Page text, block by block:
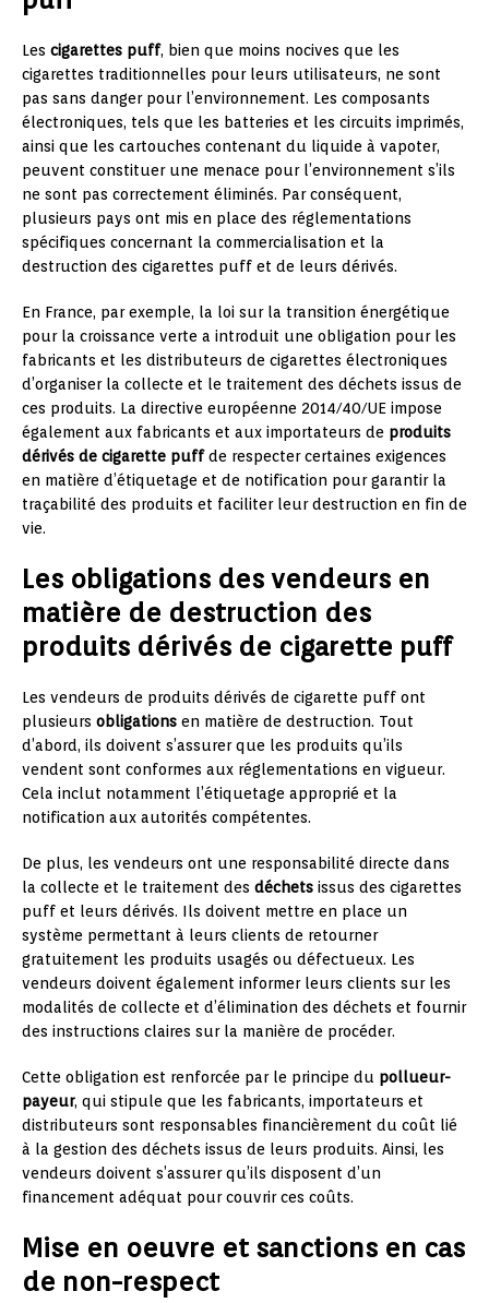
Les cigarettes puff, bien que moins nocives que les
cigarettes traditionnelles pour leurs utilisateurs, ne sont
pas sans danger pour l’environnement. Les composants
électroniques, tels que les batteries et les circuits imprimés,
ainsi que les cartouches contenant du liquide à vapoter,
peuvent constituer une menace pour l’environnement s’ils
ne sont pas correctement éliminés. Par conséquent,
plusieurs pays ont mis en place des réglementations
spécifiques concernant la commercialisation et la
destruction des cigarettes puff et de leurs dérivés.
En France, par exemple, la loi sur la transition énergétique
pour la croissance verte a introduit une obligation pour les
fabricants et les distributeurs de cigarettes électroniques
d’organiser la collecte et le traitement des déchets issus de
ces produits. La directive européenne 2014/40/UE impose
également aux fabricants et aux importateurs de produits
dérivés de cigarette puffde respecter certaines exigences
en matière d’étiquetage et de notification pour garantir la
traçabilité des produits et faciliter leur destruction en fin de
vie.
Les obligations des vendeurs en
matière de destruction des
produits dérivés de cigarette puff
Les vendeurs de produits dérivés de cigarette puff ont
plusieurs obligations en matière de destruction. Tout
d’abord, ils doivent s’assurer que les produits qu’ils
vendent sont conformes aux réglementations en vigueur.
Cela inclut notamment l’étiquetage approprié et la
notification aux autorités compétentes.
De plus, les vendeurs ont une responsabilité directe dans
la collecte et le traitement des déchets issus des cigarettes
puff et leurs dérivés. Ils doivent mettre en place un
système permettant à leurs clients de retourner
gratuitement les produits usagés ou défectueux. Les
vendeurs doivent également informer leurs clients sur les
modalités de collecte et d’élimination des déchets et fournir
des instructions claires sur la manière de procéder.
Cette obligation est renforcée par le principe du pollueur-
payeur, qui stipule que les fabricants, importateurs et
distributeurs sont responsables financièrement du coût lié
à la gestion des déchets issus de leurs produits. Ainsi, les
vendeurs doivent s’assurer qu’ils disposent d’un
financement adéquat pour couvrir ces coûts.
Mise en oeuvre et sanctions en cas
de non-respect